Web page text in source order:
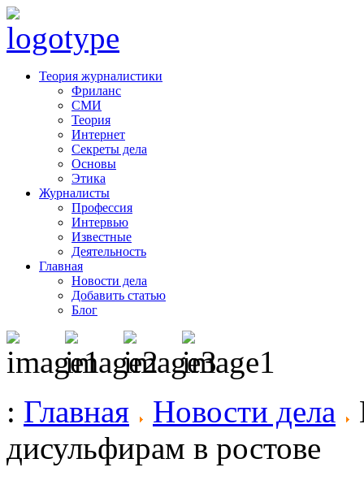
Теория журналистики
Фриланс
СМИ
Теория
Интернет
Секреты дела
Основы
Этика
Журналисты
Профессия
Интервью
Известные
Деятельность
Главная
Новости дела
Добавить статью
Блог
: Главная Новости дела
дисульфирам в ростове